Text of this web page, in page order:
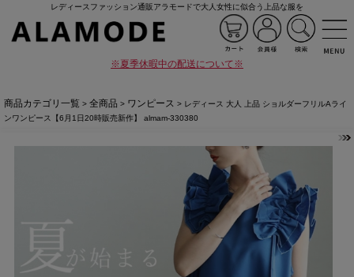
レディースファッション通販アラモードで大人女性に似合う上品な服を
※夏季休暇中の配送について※
商品カテゴリ一覧 > 全商品 > ワンピース > レディース 大人 上品 ショルダーフリルAライ
ンワンピース【6月1日20時販売新作】 almam-330380